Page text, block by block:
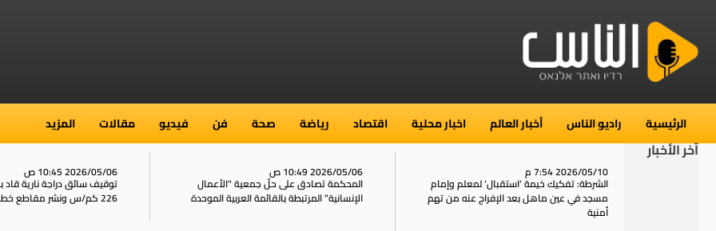
الرئيسية راديو الناس أخبار العالم اخبار محلية اقتصاد رياضة صحة فن فيديو مقالات المزيد
آخر الأخبار
2026/05/10 7:54 م
الشرطة: تفكيك خيمة ‘استقبال‘ لمعلم وإمام
مسجد في عين ماهل بعد الإفراج عنه من تهم
أمنية
2026/05/06 10:49 ص
المحكمة تصادق على حلّ جمعية “الأعمال
الإنسانية” المرتبطة بالقائمة العربية الموحدة
2026/05/06 10:45 ص
توقيف سائق دراجة نارية
226 كم/س ونشر مقاطع خطيرة على الشبكات